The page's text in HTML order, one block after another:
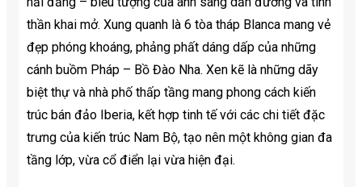
thần khai mở. Xung quanh là 6 tòa tháp Blanca mang vẻ
đẹp phóng khoáng, phảng phất dáng dấp của những
cánh buồm Pháp – Bồ Đào Nha. Xen kẽ là những dãy
biệt thự và nhà phố thấp tầng mang phong cách kiến
trúc bán đảo Iberia, kết hợp tinh tế với các chi tiết đặc
trưng của kiến trúc Nam Bộ, tạo nên một không gian đa
tầng lớp, vừa cổ điển lại vừa hiện đại.